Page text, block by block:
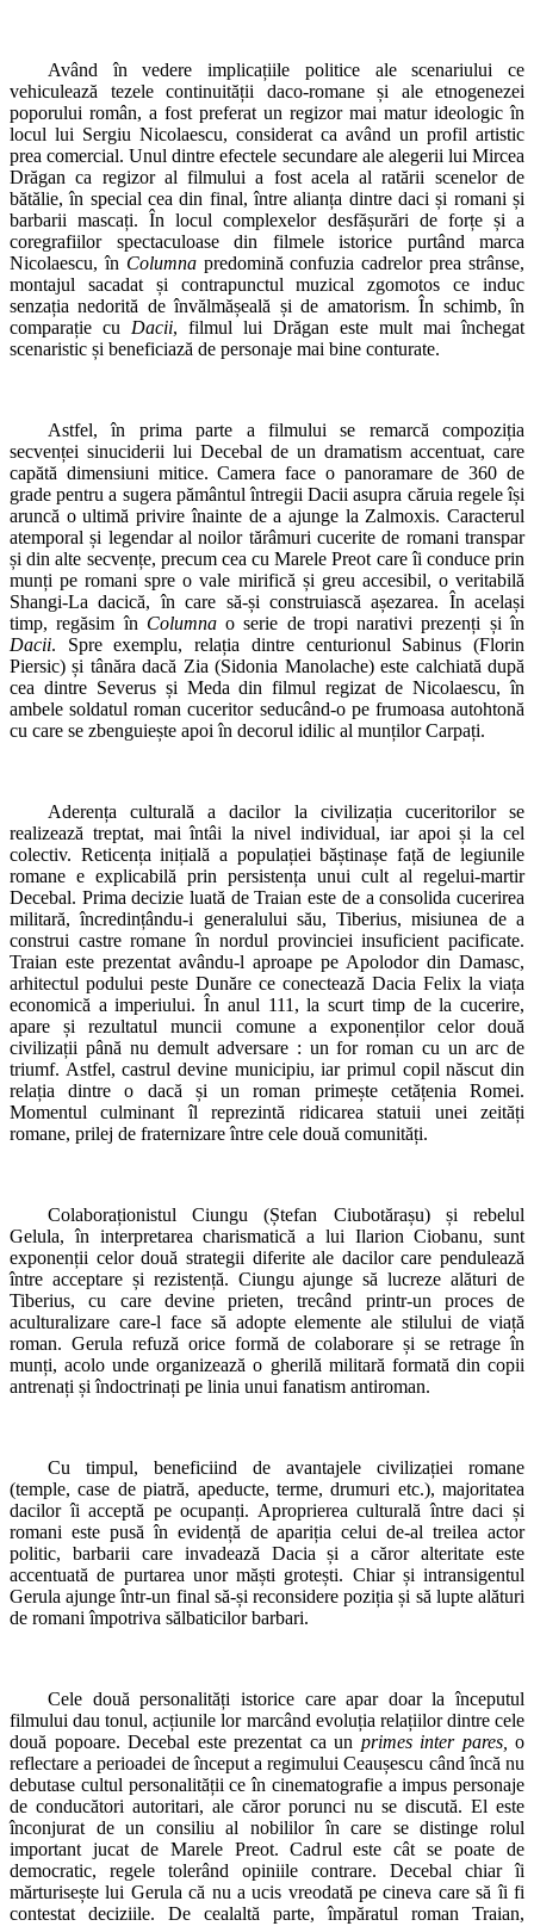
Având în vedere implicațiile politice ale scenariului ce
vehiculează tezele continuității daco-romane și ale etnogenezei
poporului român, a fost preferat un regizor mai matur ideologic în
locul lui Sergiu Nicolaescu, considerat ca având un profil artistic
prea comercial. Unul dintre efectele secundare ale alegerii lui Mircea
Drăgan ca regizor al filmului a fost acela al ratării scenelor de
bătălie, în special cea din final, între alianța dintre daci și romani și
barbarii mascați. În locul complexelor desfășurări de forțe și a
coregrafiilor spectaculoase din filmele istorice purtând marca
Nicolaescu, în Columna predomină confuzia cadrelor prea strânse,
montajul sacadat și contrapunctul muzical zgomotos ce induc
senzația nedorită de învălmășeală și de amatorism. În schimb, în
comparație cu Dacii, filmul lui Drăgan este mult mai închegat
scenaristic și beneficiază de personaje mai bine conturate.
Astfel, în prima parte a filmului se remarcă compoziția
secvenței sinuciderii lui Decebal de un dramatism accentuat, care
capătă dimensiuni mitice. Camera face o panoramare de 360 de
grade pentru a sugera pământul întregii Dacii asupra căruia regele își
aruncă o ultimă privire înainte de a ajunge la Zalmoxis. Caracterul
atemporal și legendar al noilor tărâmuri cucerite de romani transpar
și din alte secvențe, precum cea cu Marele Preot care îi conduce prin
munți pe romani spre o vale mirifică și greu accesibil, o veritabilă
Shangi-La dacică, în care să-și construiască așezarea. În același
timp, regăsim în Columnao serie de tropi narativi prezenți și în
Dacii. Spre exemplu, relația dintre centurionul Sabinus (Florin
Piersic) și tânăra dacă Zia (Sidonia Manolache) este calchiată după
cea dintre Severus și Meda din filmul regizat de Nicolaescu, în
ambele soldatul roman cuceritor seducând-o pe frumoasa autohtonă
cu care se zbenguiește apoi în decorul idilic al munților Carpați.
Aderența culturală a dacilor la civilizația cuceritorilor se
realizează treptat, mai întâi la nivel individual, iar apoi și la cel
colectiv. Reticența inițială a populației băștinașe față de legiunile
romane e explicabilă prin persistența unui cult al regelui‑martir
Decebal. Prima decizie luată de Traian este de a consolida cucerirea
militară, încredințându‑i generalului său, Tiberius, misiunea de a
construi castre romane în nordul provinciei insuficient pacificate.
Traian este prezentat avându‑l aproape pe Apolodor din Damasc,
arhitectul podului peste Dunăre ce conectează Dacia Felix la viața
economică a imperiului. În anul 111, la scurt timp de la cucerire,
apare și rezultatul muncii comune a exponenților celor două
civilizații până nu demult adversare : un for roman cu un arc de
triumf. Astfel, castrul devine municipiu, iar primul copil născut din
relația dintre o dacă și un roman primește cetățenia Romei.
Momentul culminant îl reprezintă ridicarea statuii unei zeități
romane, prilej de fraternizare între cele două comunități.
Colaboraționistul Ciungu (Ștefan Ciubotărașu) și rebelul
Gelula, în interpretarea charismatică a lui Ilarion Ciobanu, sunt
exponenții celor două strategii diferite ale dacilor care pendulează
între acceptare și rezistență. Ciungu ajunge să lucreze alături de
Tiberius, cu care devine prieten, trecând printr-un proces de
aculturalizare care-l face să adopte elemente ale stilului de viață
roman. Gerula refuză orice formă de colaborare și se retrage în
munți, acolo unde organizează o gherilă militară formată din copii
antrenați și îndoctrinați pe linia unui fanatism antiroman.
Cu timpul, beneficiind de avantajele civilizației romane
(temple, case de piatră, apeducte, terme, drumuri etc.), majoritatea
dacilor îi acceptă pe ocupanți. Aproprierea culturală între daci și
romani este pusă în evidență de apariția celui de-al treilea actor
politic, barbarii care invadează Dacia și a căror alteritate este
accentuată de purtarea unor măști grotești. Chiar și intransigentul
Gerula ajunge într-un final să-și reconsidere poziția și să lupte alături
de romani împotriva sălbaticilor barbari.
Cele două personalități istorice care apar doar la începutul
filmului dau tonul, acțiunile lor marcând evoluția relațiilor dintre cele
două popoare. Decebal este prezentat ca un primes inter pares, o
reflectare a perioadei de început a regimului Ceaușescu când încă nu
debutase cultul personalității ce în cinematografie a impus personaje
de conducători autoritari, ale căror porunci nu se discută. El este
înconjurat de un consiliu al nobililor în care se distinge rolul
important jucat de Marele Preot. Cadrul este cât se poate de
democratic, regele tolerând opiniile contrare. Decebal chiar îi
mărturisește lui Gerula că nu a ucis vreodată pe cineva care să îi fi
contestat deciziile. De cealaltă parte, împăratul roman Traian,